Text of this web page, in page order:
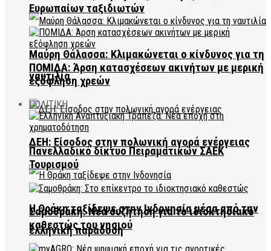
Μαύρη Θάλασσα: Κλιμακώνεται ο κίνδυνος για τη
ναυτιλία
ΔΕΗ: Είσοδος στην πολωνική αγορά ενέργειας
Η Θράκη ταξίδεψε στην Ινδονησία μέσα από την
ελληνική παράδοση
Ευρωπαίων ταξιδιωτών
ΠΟΜΙΔΑ: Άρση κατασχέσεων ακινήτων με μερική
εξόφληση χρεών
ΠΟΛΙΤΙΚΗ
Πανελλαδικό δίκτυο Πειραματικών ΣΑΕΚ
Τουρισμού
Σαμοθράκη: Νέα συζήτηση για το ιδιοκτησιακό
καθεστώς του νησιού